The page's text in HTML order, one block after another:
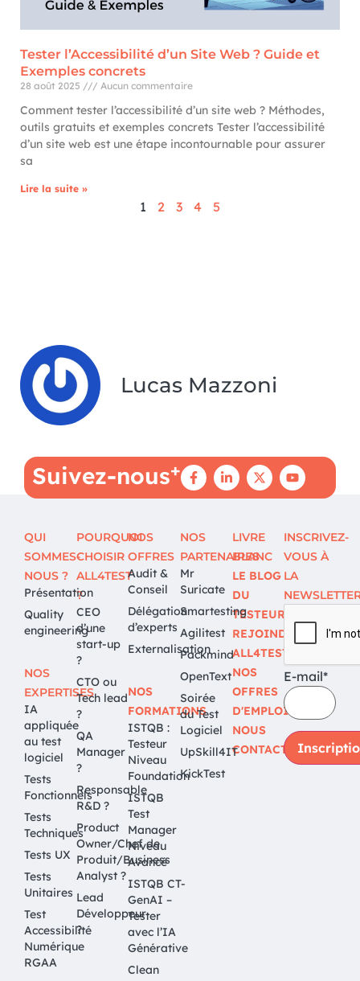
Tester l’Accessibilité d’un Site Web ? Guide et
Exemples concrets
28 août 2025 Aucun commentaire
Comment tester l’accessibilité d’un site web ? Méthodes,
outils gratuits et exemples concrets Tester l’accessibilité
d’un site web est une étape incontournable pour assurer
sa
Lire la suite »
1 2 3 4 5
Lucas Mazzoni
Suivez-nous+
QUI
SOMMES-
NOUS ?
Présentation
Quality
engineering
NOS
EXPERTISES
IA
appliquée
au test
logiciel
Tests
Fonctionnels
Tests
Techniques
Tests UX
Tests
Unitaires
Test
Accessibilité
Numérique
RGAA
POURQUOI
CHOISIR
ALL4TEST
?
CEO
d’une
start-up
?
CTO ou
Tech lead
?
QA
Manager
?
Responsable
R&D ?
Product
Owner/Chef de
Produit/Business
Analyst ?
Lead
Développeur
?
NOS
OFFRES
Audit &
Conseil
Délégation
d’experts
Externalisation
NOS
FORMATIONS
ISTQB :
Testeur
Niveau
Foundation
ISTQB
Test
Manager
Niveau
Avancé
ISTQB CT-
GenAI –
Tester
avec l’IA
Générative
Clean
NOS
PARTENAIRES
Mr
Suricate
Smartesting
Agilitest
Packmind
OpenText
Soirée
du Test
Logiciel
UpSkill4IT
KickTest
LIVRE
BLANC
LE BLOG
DU
TESTEUR
REJOINDRE
ALL4TEST
NOS
OFFRES
D'EMPLOI
NOUS
CONTACTER
INSCRIVEZ-
VOUS À
LA
E-mail*